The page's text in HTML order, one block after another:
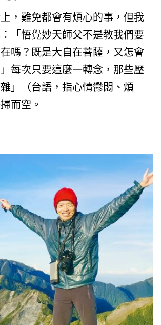
，難免都會有煩心的事，但我
「悟覺妙天師父不是教我們要
嗎？既是大自在菩薩，又怎會
每次只要這麼一轉念，那些壓
」（台語，指心情鬱悶、煩
而空。